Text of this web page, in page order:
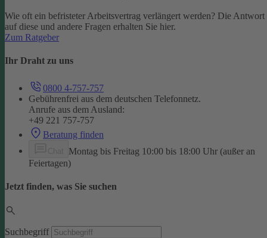
Wie oft ein befristeter Arbeitsvertrag verlängert werden? Die Antwort
auf diese und andere Fragen erhalten Sie hier.
Zum Ratgeber
Ihr Draht zu uns
0800 4-757-757
Gebührenfrei aus dem deutschen Telefonnetz.
Anrufe aus dem Ausland:
+49 221 757-757
Beratung finden
Montag bis Freitag 10:00 bis 18:00 Uhr (außer an
Feiertagen)
Jetzt finden, was Sie suchen
Suchbegriff